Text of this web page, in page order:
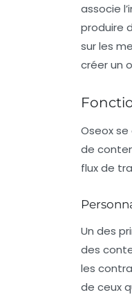
associe
produire
sur les
créer un
Oseox
de
flux de
Un des
des
les
de ceux